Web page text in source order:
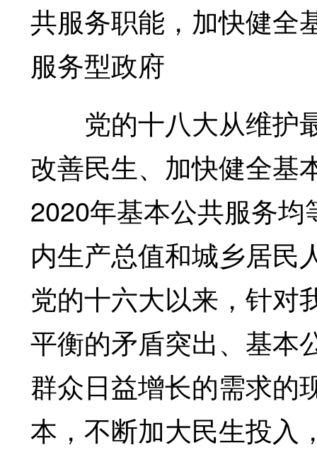
共服务职能，加快健全
服务型政府
党的十八大从维护
改善民生、加快健全基
2020年基本公共服务
内生产总值和城乡居民
党的十六大以来，针对
平衡的矛盾突出、基本
群众日益增长的需求的
本，不断加大民生投入